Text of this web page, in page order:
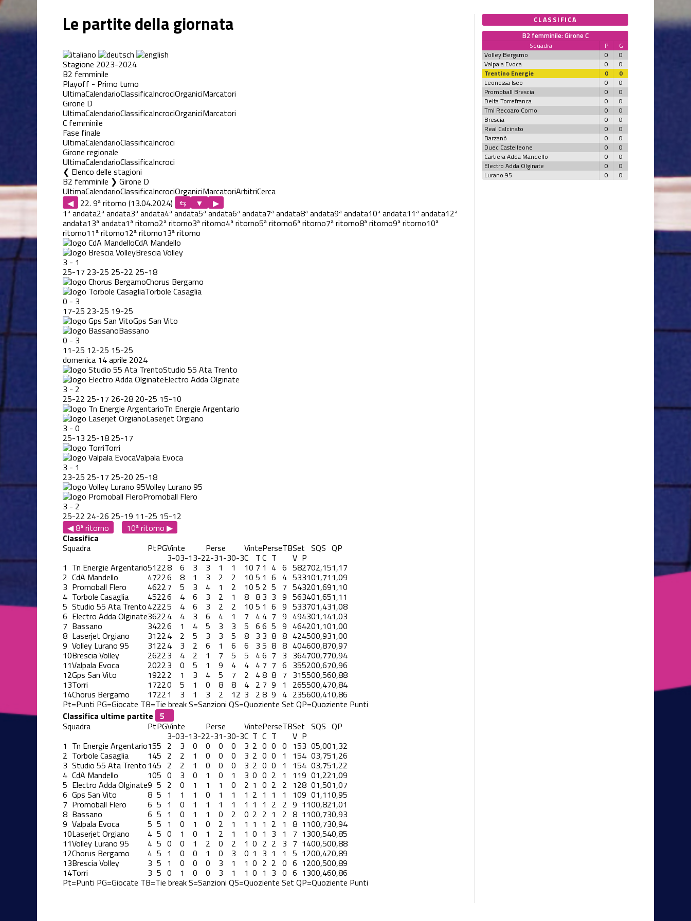
Le partite della giornata
Stagione 2023-2024
B2 femminile
Playoff - Primo turno
UltimaCalendarioClassificaIncrociOrganiciMarcatori
Girone D
UltimaCalendarioClassificaIncrociOrganiciMarcatori
C femminile
Fase finale
UltimaCalendarioClassificaIncroci
Girone regionale
UltimaCalendarioClassificaIncroci
Elenco delle stagioni
B2 femminile ❯ Girone D
UltimaCalendarioClassificaIncrociOrganiciMarcatoriArbitriCerca
◀ 22. 9ª ritorno (13.04.2024)
▶
1ª andata2ª andata3ª andata4ª andata5ª andata6ª andata7ª andata8ª andata9ª andata10ª andata11ª andata12ª
andata13ª andata1ª ritorno2ª ritorno3ª ritorno4ª ritorno5ª ritorno6ª ritorno7ª ritorno8ª ritorno9ª ritorno10ª
ritorno11ª ritorno12ª ritorno13ª ritorno
CdA Mandello
Brescia Volley
3 - 1
25-17 23-25 25-22 25-18
Chorus Bergamo
Torbole Casaglia
0 - 3
17-25 23-25 19-25
Gps San Vito
Bassano
0 - 3
11-25 12-25 15-25
domenica 14 aprile 2024
Studio 55 Ata Trento
Electro Adda Olginate
3 - 2
25-22 25-17 26-28 20-25 15-10
Tn Energie Argentario
Laserjet Orgiano
3 - 0
25-13 25-18 25-17
Torri
Valpala Evoca
3 - 1
23-25 25-17 25-20 25-18
Volley Lurano 95
Promoball Flero
3 - 2
25-22 24-26 25-19 11-25 15-12
◀ 8ª ritorno
10ª ritorno ▶
Classifica
Squadra PtPGVinte Perse VintePerseTBSet SQS QP
3-03-13-22-31-30-3C TC T V P
1 Tn Energie Argentario51228 6 3 3 1 1 10 7 1 4 6 582702,151,17
2 CdA Mandello 47226 8 1 3 2 2 10 5 1 6 4 533101,711,09
3 Promoball Flero 46227 5 3 4 1 2 10 5 2 5 7 543201,691,10
4 Torbole Casaglia 45226 4 6 3 2 1 8 8 3 3 9 563401,651,11
5 Studio 55 Ata Trento42225 4 6 3 2 2 10 5 1 6 9 533701,431,08
6 Electro Adda Olginate36224 4 3 6 4 1 7 4 4 7 9 494301,141,03
7 Bassano 34226 1 4 5 3 3 5 6 6 5 9 464201,101,00
8 Laserjet Orgiano 31224 2 5 3 3 5 8 3 3 8 8 424500,931,00
9 Volley Lurano 95 31224 3 2 6 1 6 6 3 5 8 8 404600,870,97
10Brescia Volley 26223 4 2 1 7 5 5 46 7 3 364700,770,94
11Valpala Evoca 20223 0 5 1 9 4 4 4 7 7 6 355200,670,96
12Gps San Vito 19222 1 3 4 5 7 2 48 8 7 315500,560,88
13Torri 17220 5 1 0 8 8 4 2 7 9 1 265500,470,84
14Chorus Bergamo 17221 3 1 3 2 12 3 2 8 9 4 235600,410,86
Pt=Punti PG=Giocate TB=Tie breakS=Sanzioni QS=Quoziente Set QP=Quoziente Punti
Classifica ultime partite
Squadra
PtPGVinte Perse VintePerseTBSet SQS QP
3-03-13-22-31-30-3C T C T V P
1 Tn Energie Argentario155 2 3 0 0 0 0 3 2 0 0 0 153 05,001,32
2 Torbole Casaglia 145 2 2 1 0 0 0 3 2 0 0 1 154 03,751,26
3 Studio 55 Ata Trento145 2 2 1 0 0 0 3 2 0 0 1 154 03,751,22
4 CdA Mandello 105 0 3 0 1 0 1 3 0 0 2 1 119 01,221,09
5 Electro Adda Olginate9 5 2 0 1 1 1 0 2 1 0 2 2 128 01,501,07
6 Gps San Vito 8 5 1 1 1 0 1 1 1 2 1 1 1 109 01,110,95
7 Promoball Flero 6 5 1 0 1 1 1 1 1 1 1 2 2 9 1100,821,01
8 Bassano 6 5 1 0 1 1 0 2 0 2 2 1 2 8 1100,730,93
9 Valpala Evoca 5 5 1 0 1 0 2 1 1 1 1 2 1 8 1100,730,94
10Laserjet Orgiano 4 5 0 1 0 1 2 1 1 0 1 3 1 7 1300,540,85
11Volley Lurano 95 4 5 0 0 1 2 0 2 1 0 2 2 3 7 1400,500,88
12Chorus Bergamo 4 5 1 0 0 1 0 3 0 1 3 1 1 5 1200,420,89
13Brescia Volley 3 5 1 0 0 0 3 1 1 0 2 2 0 6 1200,500,89
14Torri 3 5 0 1 0 0 3 1 1 0 1 3 0 6 1300,460,86
Pt=Punti PG=Giocate TB=Tie breakS=Sanzioni QS=Quoziente Set QP=Quoziente Punti
CLASSIFICA
B2 femminile: Girone C
Squadra P
G
Volley Bergamo
0
0
Valpala Evoca
0
0
Trentino Energie
0
0
Leonessa Iseo
0
0
Promoball Brescia
0
0
Delta Torrefranca
0
0
Tml Recoaro Como
0
0
Brescia
0
0
Real Calcinato
0
0
Barzanò
0
0
Duec Castelleone
0
0
Cartiera Adda Mandello
0
0
Electro Adda Olginate
0
0
Lurano 95
0 0